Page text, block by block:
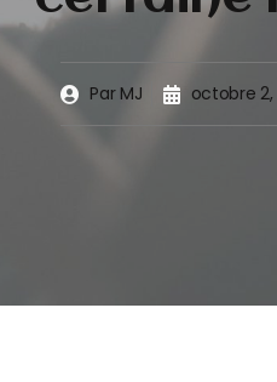
ParMJ octobre 2,